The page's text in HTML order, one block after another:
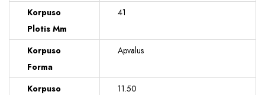
Korpuso
Plotis Mm
41
Korpuso
Forma
Apvalus
Korpuso
11.50